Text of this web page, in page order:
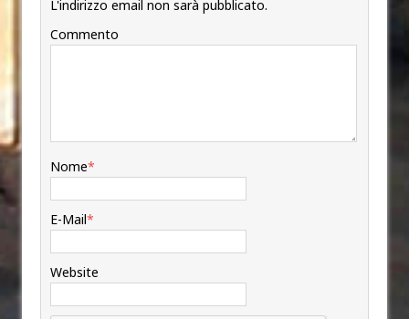
L'indirizzo email non sarà pubblicato.
Commento
Nome*
E-Mail*
Website